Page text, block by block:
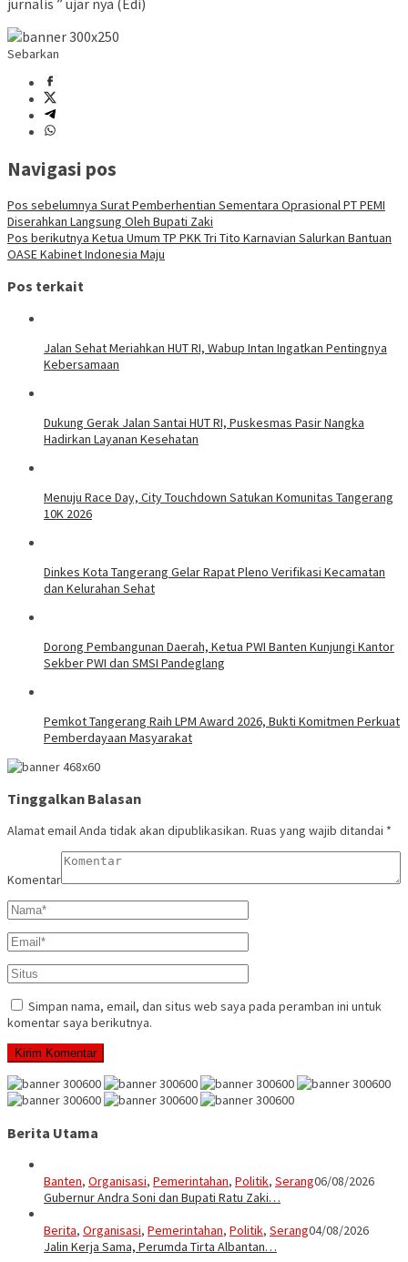
jurnalis ” ujar nya (Edi)
Sebarkan
Navigasi pos
Pos sebelumnya Surat Pemberhentian Sementara Oprasional PT PEMI
Diserahkan Langsung Oleh Bupati Zaki
Pos berikutnya Ketua Umum TP PKK Tri Tito Karnavian Salurkan Bantuan
OASE Kabinet Indonesia Maju
Pos terkait
Jalan Sehat Meriahkan HUT RI, Wabup Intan Ingatkan Pentingnya
Kebersamaan
Dukung Gerak Jalan Santai HUT RI, Puskesmas Pasir Nangka
Hadirkan Layanan Kesehatan
Menuju Race Day, City Touchdown Satukan Komunitas Tangerang
10K 2026
Dinkes Kota Tangerang Gelar Rapat Pleno Verifikasi Kecamatan
dan Kelurahan Sehat
Dorong Pembangunan Daerah, Ketua PWI Banten Kunjungi Kantor
Sekber PWI dan SMSI Pandeglang
Pemkot Tangerang Raih LPM Award 2026, Bukti Komitmen Perkuat
Pemberdayaan Masyarakat
Tinggalkan Balasan
Alamat email Anda tidak akan dipublikasikan. Ruas yang wajib ditandai *
Komentar
Simpan nama, email, dan situs web saya pada peramban ini untuk
komentar saya berikutnya.
Berita Utama
Banten, Organisasi, Pemerintahan, Politik, Serang06/08/2026
Gubernur Andra Soni dan Bupati Ratu Zaki…
Berita, Organisasi, Pemerintahan, Politik, Serang04/08/2026
Jalin Kerja Sama, Perumda Tirta Albantan…